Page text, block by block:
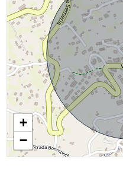
+
−